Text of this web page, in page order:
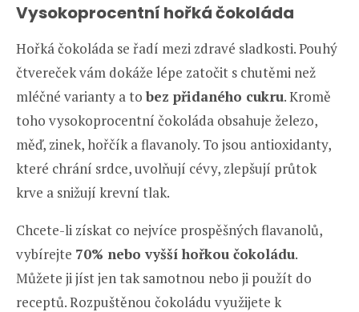
Vysokoprocentní hořká čokoláda
Hořká čokoláda se řadí mezi zdravé sladkosti. Pouhý
čtvereček vám dokáže lépe zatočit s chutěmi než
mléčné varianty a to bez přidaného cukru. Kromě
toho vysokoprocentní čokoláda obsahuje železo,
měď, zinek, hořčík a flavanoly. To jsou antioxidanty,
které chrání srdce, uvolňují cévy, zlepšují průtok
krve a snižují krevní tlak.
Chcete-li získat co nejvíce prospěšných flavanolů,
vybírejte 70% nebo vyšší hořkou čokoládu.
Můžete ji jíst jen tak samotnou nebo ji použít do
receptů. Rozpuštěnou čokoládu využijete k